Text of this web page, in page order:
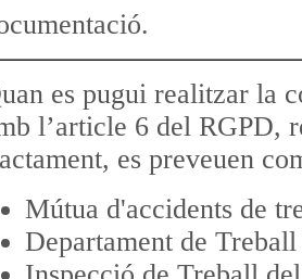
es pugui realitzar la
l’article 6 del RGPD,
es preveuen
Mútua d'accidents de
Departament de